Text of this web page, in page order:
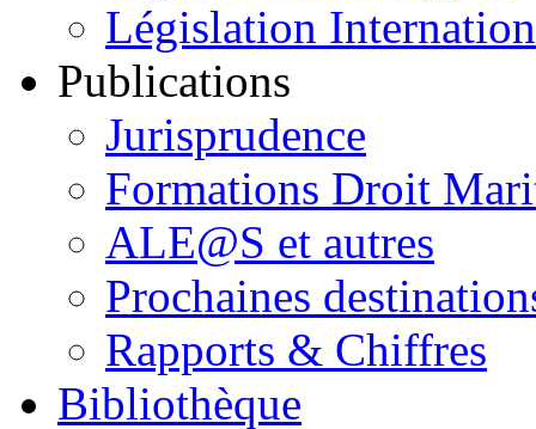
Législation
Publications
Jurisprudence
Formations Droit
ALE@S et autres
Prochaines
Rapports & Chiffres
Bibliothèque